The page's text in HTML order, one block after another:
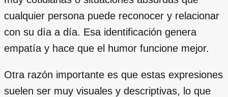
cualquier persona puede reconocer y relacionar
con su día a día. Esa identificación genera
empatía y hace que el humor funcione mejor.
Otra razón importante es que estas expresiones
suelen ser muy visuales y descriptivas, lo que